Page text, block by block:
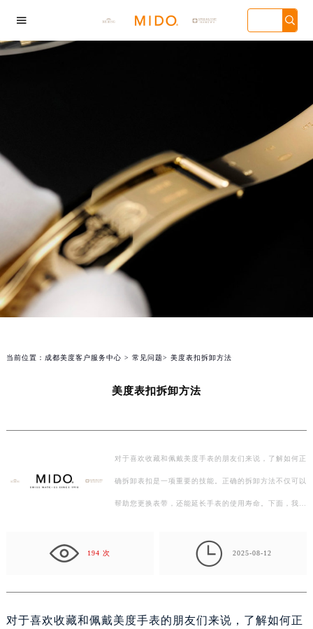

市徐汇区虹桥路3号
中心写字楼2座37
室（需提前预
| 上海市黄浦区南
路299号宏伊国际
写字楼8层806室
广州市天河区天河路
230号万菱汇国际中心
写字楼A塔7层704室
（需提前预约）| 广州
市越秀区环市东路371-
375号世界贸易中心大
厦南塔写字楼15层07室
（需提前预约）
深圳市罗湖区深南东路
5001号华润大厦写字楼
17层1701室（需提前预
约）
136号天津
心写字楼26
（需提前预
当前位置： 成都美度客户服务中心 > 常见问题> 美度表扣拆卸方法
美度表扣拆卸方法
对于喜欢收藏和佩戴美度手表的朋友们来说，了解如何正
确拆卸表扣是一项重要的技能。正确的拆卸方法不仅可以
帮助您更换表带，还能延长手表的使用寿命。下面，我们
194 次  2025-08-12
对于喜欢收藏和佩戴美度手表的朋友们来说，了解如何正